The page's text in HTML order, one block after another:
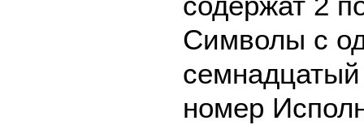
Символы с
номер